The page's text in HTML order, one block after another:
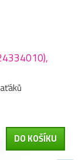
DO KOŠÍKU